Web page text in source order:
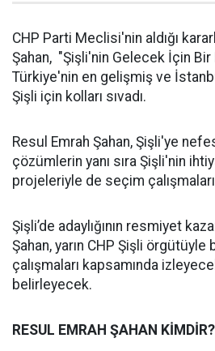
CHP Parti Meclisi'nin aldığı
Şahan, "Şişli'nin Gelecek İçin Bir
Türkiye'nin en gelişmiş ve
Şişli için kolları sıvadı.
Resul Emrah Şahan, Şişli'ye
çözümlerin yanı sıra Şişli'nin
projeleriyle de seçim
Şişli’de adaylığının resmiyet
Şahan, yarın CHP Şişli
çalışmaları kapsamında
belirleyecek.
RESUL EMRAH ŞAHAN KİMDİR?